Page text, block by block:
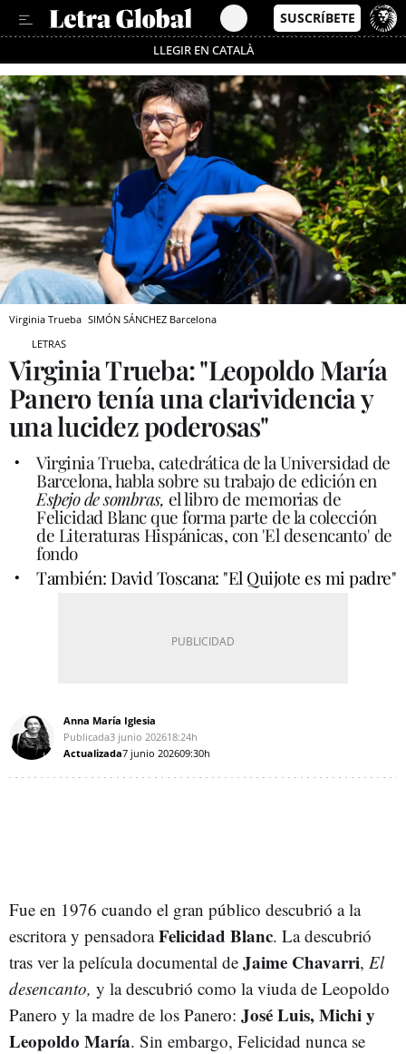
LLEGIR EN CATALÀ
Pásate al MODO AHORRO
Virginia Trueba SIMÓN SÁNCHEZ Barcelona
LETRAS
Virginia Trueba: "Leopoldo María
Panero tenía una clarividencia y
una lucidez poderosas"
Virginia Trueba, catedrática de la Universidad de
Barcelona, habla sobre su trabajo de edición en
Espejo de sombras, el libro de memorias de
Felicidad Blanc que forma parte de la colección
de Literaturas Hispánicas, con 'El desencanto' de
fondo
También: David Toscana: "El Quijote es mi padre"
Anna María Iglesia
Publicada3 junio 202618:24h
Actualizada7 junio 202609:30h
Fue en 1976 cuando el gran público descubrió a la
escritora y pensadoraFelicidad Blanc. La descubrió
tras ver la película documental de Jaime Chavarri, El
desencanto, y la descubrió como la viuda de Leopoldo
Panero y la madre de los Panero: José Luis, Michi y
Leopoldo María. Sin embargo, Felicidad nunca se